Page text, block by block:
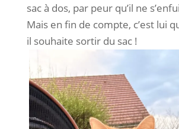
sac à dos, par peur qu’il ne
Mais en fin de compte, c’est lui
il souhaite sortir du sac !